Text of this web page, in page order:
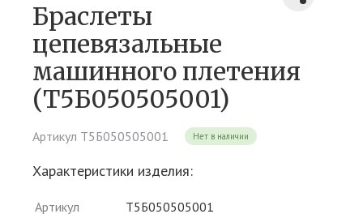
Браслеты
цепевязальные
машинного плетения
(Т5Б050505001)
Артикул Т5Б050505001 Нет в наличии
Характеристики изделия:
Артикул
Т5Б050505001